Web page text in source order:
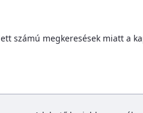
számú megkeresések miatt a